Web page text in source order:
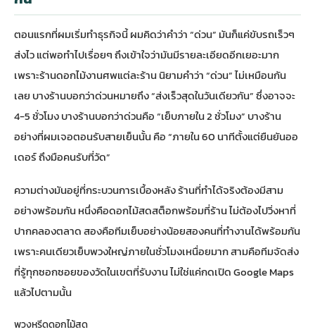
ตอนแรกที่ผมเริ่มทำธุรกิจนี้ ผมคิดว่าคำว่า “ด่วน” มันก็แค่ขับรถเร็วๆ
ส่งไว แต่พอทำไปเรื่อยๆ ถึงเข้าใจว่ามันมีรายละเอียดอีกเยอะมาก
เพราะร้านดอกไม้งานศพแต่ละร้าน นิยามคำว่า “ด่วน” ไม่เหมือนกัน
เลย บางร้านบอกว่าด่วนหมายถึง “ส่งเร็วสุดในวันเดียวกัน” ซึ่งอาจจะ
4-5 ชั่วโมง บางร้านบอกว่าด่วนคือ “เย็บภายใน 2 ชั่วโมง” บางร้าน
อย่างที่ผมเจอตอนรับสายเย็นนั้น คือ “ภายใน 60 นาทีตั้งแต่ยืนยันออ
เดอร์ ถึงมือคนรับที่วัด”
ความต่างมันอยู่ที่กระบวนการเบื้องหลัง ร้านที่ทำได้จริงต้องมีสาม
อย่างพร้อมกัน หนึ่งคือดอกไม้สดสต็อกพร้อมที่ร้าน ไม่ต้องไปวิ่งหาที่
ปากคลองตลาด สองคือทีมเย็บอย่างน้อยสองคนที่ทำงานได้พร้อมกัน
เพราะคนเดียวเย็บพวงใหญ่ภายในชั่วโมงเหนื่อยมาก สามคือทีมจัดส่ง
ที่รู้ทุกซอกซอยของวัดในเขตที่รับงาน ไม่ใช่แค่กดเปิด Google Maps
แล้วไปตามนั้น
พวงหรีดดอกไม้สด